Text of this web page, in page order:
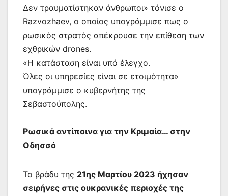
Δεν τραυματίστηκαν άνθρωποι» τόνισε ο
Razvozhaev, ο οποίος υπογράμμισε πως ο
ρωσικός στρατός απέκρουσε την επίθεση των
εχθρικών drones.
«Η κατάσταση είναι υπό έλεγχο.
Όλες οι υπηρεσίες είναι σε ετοιμότητα»
υπογράμμισε ο κυβερνήτης της
Σεβαστούπολης.
Ρωσικά αντίποινα για την Κριμαία… στην
Οδησσό
Το βράδυ της 21ης Μαρτίου 2023 ήχησαν
σειρήνες στις ουκρανικές περιοχές της